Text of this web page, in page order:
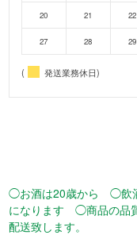
20 21 22
27 28 29
( 発送業務休日)
◯お酒は20歳から ◯飲
になります ◯商品の品
配送致します。